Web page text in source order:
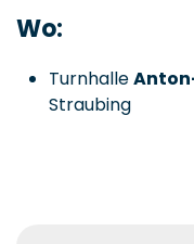
Wo:
Turnhalle
Straubing